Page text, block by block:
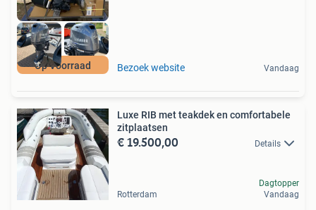
Op Voorraad Bezoek website Vandaag
Luxe RIB met teakdek en comfortabele
zitplaatsen
€ 19.500,00 Details
Rotterdam
Dagtopper
Vandaag